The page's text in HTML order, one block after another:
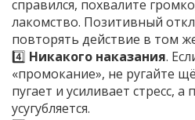
справился, похвалите
лакомство. Позитивный
повторять действие в том
4️⃣ Никакого наказания.
«промокание», не ругайте
пугает и усиливает стресс,
усугубляется.